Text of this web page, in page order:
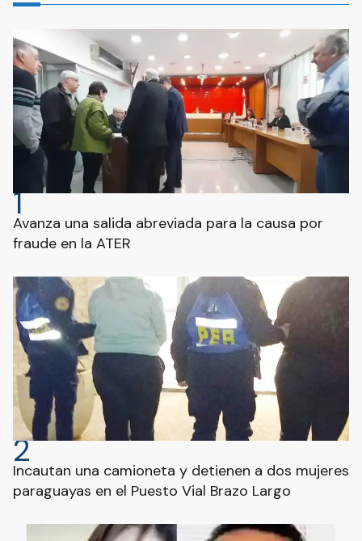
1
Avanza una salida abreviada para la causa por
fraude en la ATER
2
Incautan una camioneta y detienen a dos mujeres
paraguayas en el Puesto Vial Brazo Largo